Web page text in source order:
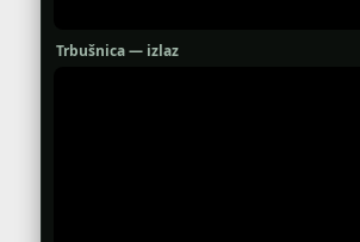
Trbušnica — izlaz